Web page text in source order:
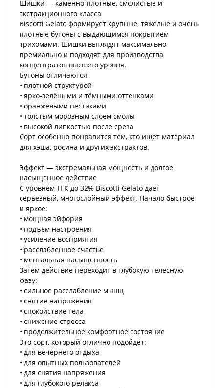
Шишки — каменно-плотные, смолистые и
экстракционного класса
Biscotti Gelato формирует крупные, тяжёлые и очень
плотные бутоны с выдающимся покрытием
трихомами. Шишки выглядят максимально
премиально и подходят для производства
концентратов высшего уровня.
Бутоны отличаются:
• плотной структурой
• ярко-зелёными и тёмными оттенками
• оранжевыми пестиками
• толстым морозным слоем смолы
• высокой липкостью после среза
Сорт особенно понравится тем, кто ищет материал
для хэша, росина и других экстрактов.
Эффект — экстремальная мощность и долгое
насыщенное действие
С уровнем ТГК до 32% Biscotti Gelato даёт
серьёзный, многослойный эффект. Начало быстрое
и яркое:
• мощная эйфория
• подъём настроения
• усиление восприятия
• расслабленное счастье
• ментальная насыщенность
Затем действие переходит в глубокую телесную
фазу:
• сильное расслабление мышц
• снятие напряжения
• спокойствие тела
• снижение стресса
• продолжительное комфортное состояние
Это сорт, который отлично подойдёт:
• для вечернего отдыха
• для опытных пользователей
• для снятия напряжения
• для глубокого релакса